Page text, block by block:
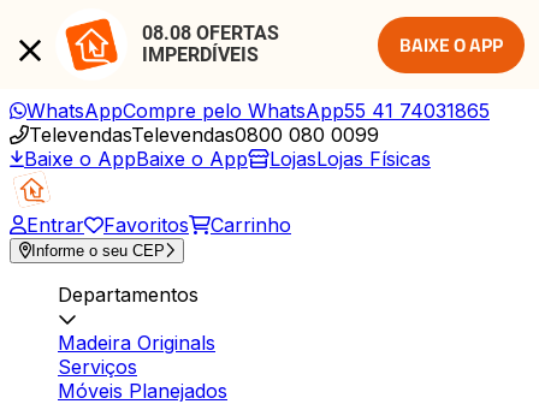
08.08 OFERTAS
IMPERDÍVEIS
BAIXE O APP
WhatsAppCompre pelo WhatsApp55 41 74031865
TelevendasTelevendas0800 080 0099
Baixe o AppBaixe o App LojasLojas Físicas
Entrar Favoritos Carrinho
Informe o seu CEP
Departamentos
Madeira Originals
Serviços
Móveis Planejados